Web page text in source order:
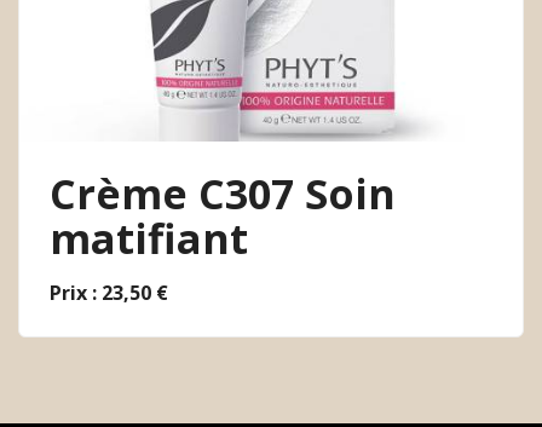
Crème C307 Soin
matifiant
Prix : 23,50 €